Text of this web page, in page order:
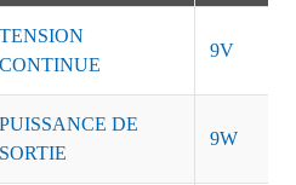
TENSION
CONTINUE
9V
PUISSANCE DE
SORTIE
9W